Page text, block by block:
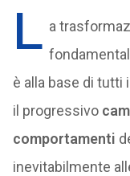
L a
è alla base di
il progressivo
comportamenti
inevitabilmente